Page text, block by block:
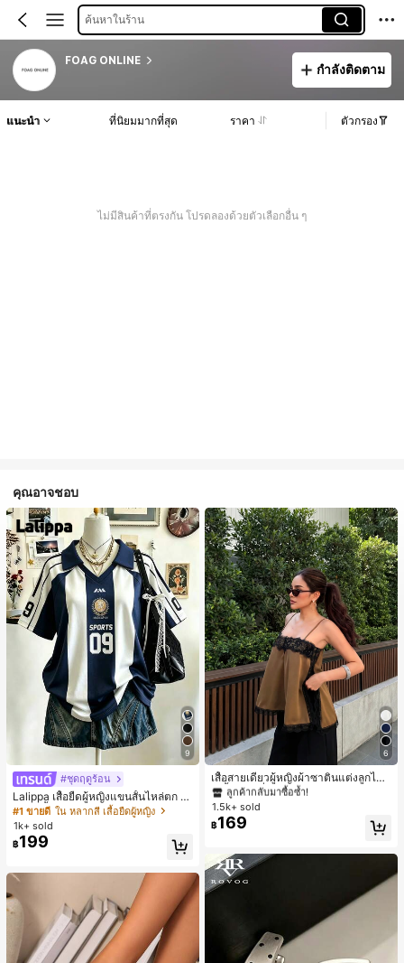
ค้นหาในร้าน
FOAG ONLINE
กำลังติดตาม
แนะนำ ที่นิยมมากที่สุด ราคา ตัวกรอง
ไม่มีสินค้าที่ตรงกัน โปรดลองด้วยตัวเลือกอื่น ๆ
คุณอาจชอบ
9
#ชุดฤดูร้อน
Lalippa เสื้อยืดผู้หญิงแขนสั้นไหล่ตก ค
อวีปกเสื้อ ลายพิมพ์ดิจิทัลลายทาง สไตล์
สปอร์ตแฟชั่นมินิมอล ของขวัญสำหรับเ
พื่อน
#1 ขายดี ใน หลากสี เสื้อยืดผู้หญิง
1k+ sold
฿199
6
เสื้อสายเดี่ยวผู้หญิงผ้าซาตินแต่งลูกไม้
- เสื้อสายเดี่ยวฤดูร้อนสีคากีมีรอยผ่าด้า
นข้างที่น่าดึงดูดแบบสบายๆ
#1 ขายดี
ใน สีกากี เสื้อสตรี เสื้อเบลาส์ & Tee
ลูกค้ากลับมาซื้อซ้ำ!
#1 ขายดี
ใน สีกากี เสื้อสตรี เสื้อเบลาส์ & Tee
ลูกค้ากลับมาซื้อซ้ำ!
#1 ขายดี
ใน สีกากี เสื้อสตรี เสื้อเบลาส์ & Tee
ลูกค้ากลับมาซื้อซ้ำ!
#1 ขายดี
ลูกค้ากลับมาซื้อซ้ำ!
1.5k+ sold
฿169